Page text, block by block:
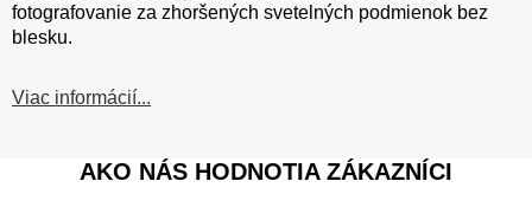
fotografovanie za zhoršených svetelných podmienok bez
blesku.
Viac informácií...
AKO NÁS HODNOTIA ZÁKAZNÍCI